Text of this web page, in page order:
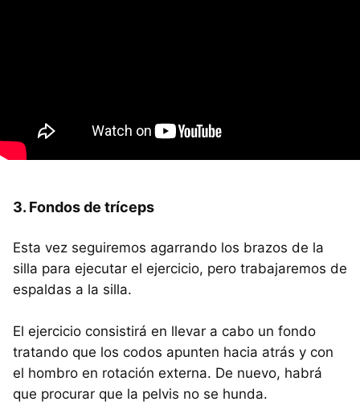
3. Fondos de tríceps
Esta vez seguiremos agarrando los brazos de la
silla para ejecutar el ejercicio, pero trabajaremos de
espaldas a la silla.
El ejercicio consistirá en llevar a cabo un fondo
tratando que los codos apunten hacia atrás y con
el hombro en rotación externa. De nuevo, habrá
que procurar que la pelvis no se hunda.